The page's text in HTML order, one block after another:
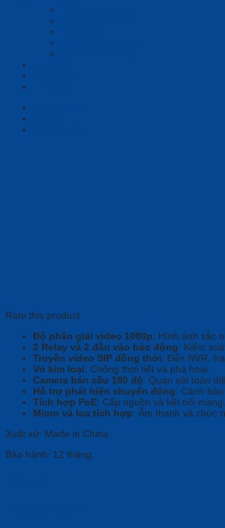
Rate this product
Độ phân giải video 1080p: Hình ảnh sắc
2 Relay và 2 đầu vào báo động: Kiểm
Truyền video SIP đồng thời: Đến NVR,
Vỏ kim loại: Chống thời tiết và phá hoại.
Camera bán cầu 180 độ: Quan sát toàn
Hỗ trợ phát hiện chuyển động: Cảnh
Tích hợp PoE: Cấp nguồn và kết nối mạng.
Micro và loa tích hợp: Âm thanh và chức
Xuất xứ: Made in China.
Bảo hành: 12 tháng.